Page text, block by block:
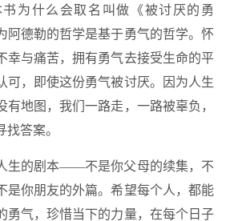
为什么会取名叫做《被讨厌的勇
阿德勒的哲学是基于勇气的哲学。怀
幸与痛苦，拥有勇气去接受生命的平
可，即使这份勇气被讨厌。因为人生
有地图，我们一路走，一路被辜负，
答案。
生的剧本——不是你父母的续集，不
是你朋友的外篇。希望每个人，都能
勇气，珍惜当下的力量，在每个日子